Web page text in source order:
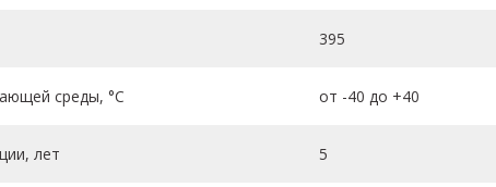
395
среды, °C от -40 до +40
лет 5